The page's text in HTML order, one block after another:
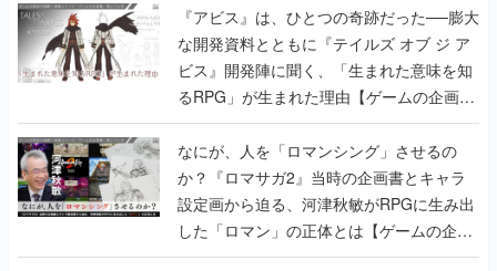
『アビス』は、ひとつの奇跡だった──膨大
な開発資料とともに『テイルズ オブ ジ ア
ビス』開発陣に聞く、「生まれた意味を知
るRPG」が生まれた理由【ゲームの企画
書】
なにが、人を「ロマンシング」させるの
か？『ロマサガ2』当時の企画書とキャラ
設定画から迫る、河津秋敏がRPGに生み出
した「ロマン」の正体とは【ゲームの企画
書】